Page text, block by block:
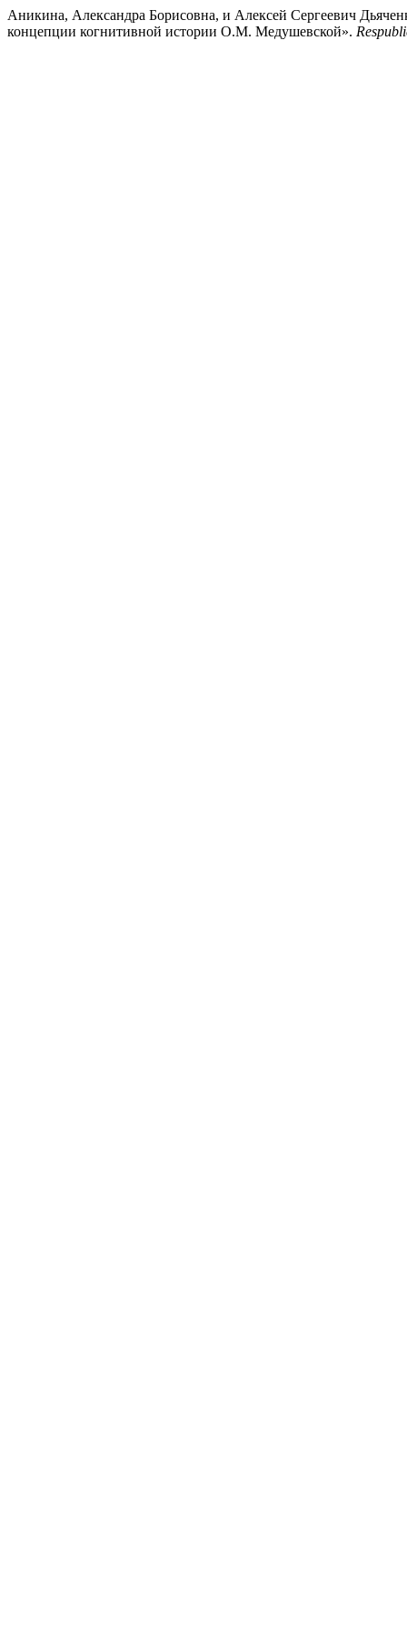
Аникина, Александра Борисовна, и Алексей Сергеевич
концепции когнитивной истории О.М. Медушевской».